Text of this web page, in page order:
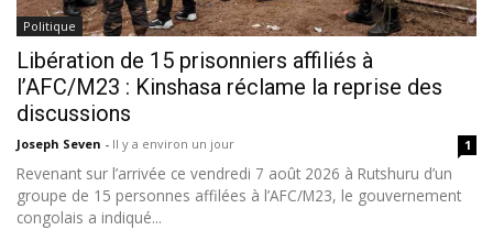
Politique
Libération de 15 prisonniers affiliés à
l’AFC/M23 : Kinshasa réclame la reprise des
discussions
Joseph Seven - Il y a environ un jour 1
Revenant sur l’arrivée ce vendredi 7 août 2026 à Rutshuru d’un
groupe de 15 personnes affilées à l’AFC/M23, le gouvernement
congolais a indiqué...